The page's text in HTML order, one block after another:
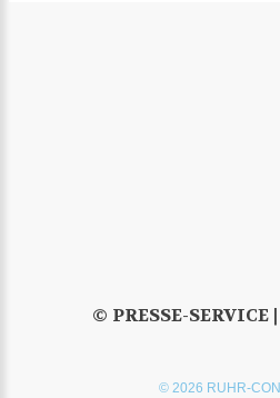
© PRESSE-SERVICE |
© 2026 RUHR-